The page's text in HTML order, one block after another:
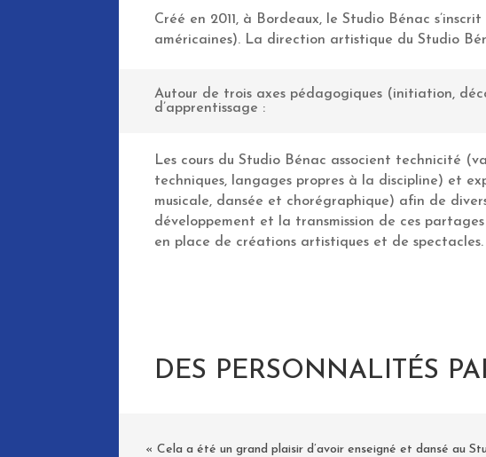
Créé en 2011, à Bordeaux, le Studio Bénac
américaines). La direction artistique du Studio
Autour de trois axes pédagogiques (initiation,
d’apprentissage :
Les cours du Studio Bénac associent technicité
techniques, langages propres à la discipline) et
musicale, dansée et chorégraphique) afin de
développement et la transmission de ces
en place de créations artistiques et de spectacles.
DES PERSONNALITÉS
« Cela a été un grand plaisir d’avoir enseigné et dansé au